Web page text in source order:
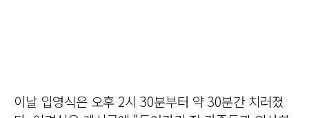
이날 입영식은 오후 2시 30분부터 약 30분간 치러졌